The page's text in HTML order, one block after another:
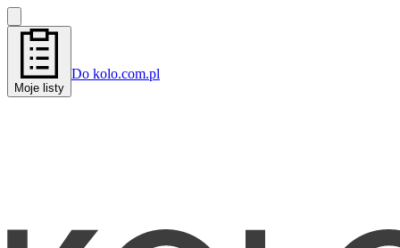
Moje listy
Do kolo.com.pl